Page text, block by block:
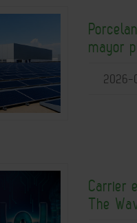
mayor
2026-
Carrier
The